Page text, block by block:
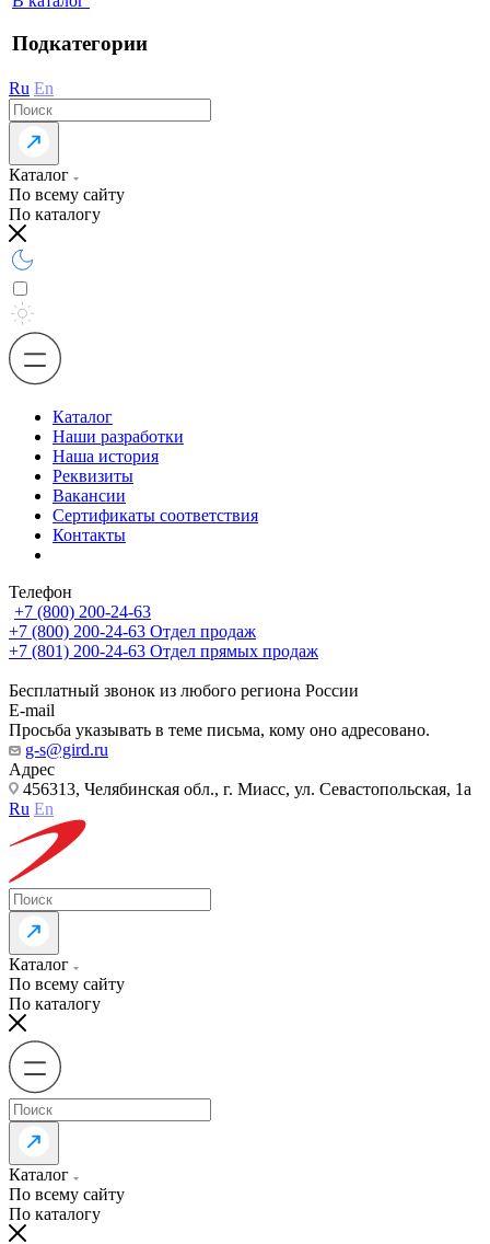
Подкатегории
Ru En
Каталог
По всему сайту
По каталогу
Каталог
Наши разработки
Наша история
Реквизиты
Вакансии
Сертификаты соответствия
Контакты
Телефон
+7 (800) 200-24-63
+7 (800) 200-24-63 Отдел продаж
+7 (801) 200-24-63 Отдел прямых продаж
Бесплатный звонок из любого региона России
E-mail
Просьба указывать в теме письма, кому оно адресовано.
g-s@gird.ru
Адрес
456313, Челябинская обл., г. Миасс, ул. Севастопольская, 1а
Ru En
Каталог
По всему сайту
По каталогу
Каталог
По всему сайту
По каталогу